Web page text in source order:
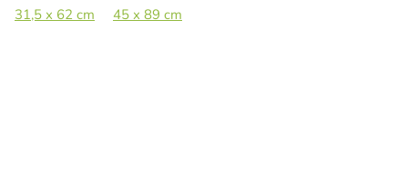
31,5 x 62 cm 45 x 89 cm